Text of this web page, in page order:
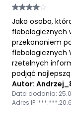
Jako osoba,
flebologicznych
przekonaniem
flebologicznych
rzetelnych
podjąć
Autor:
Data dodania:
Adres IP: